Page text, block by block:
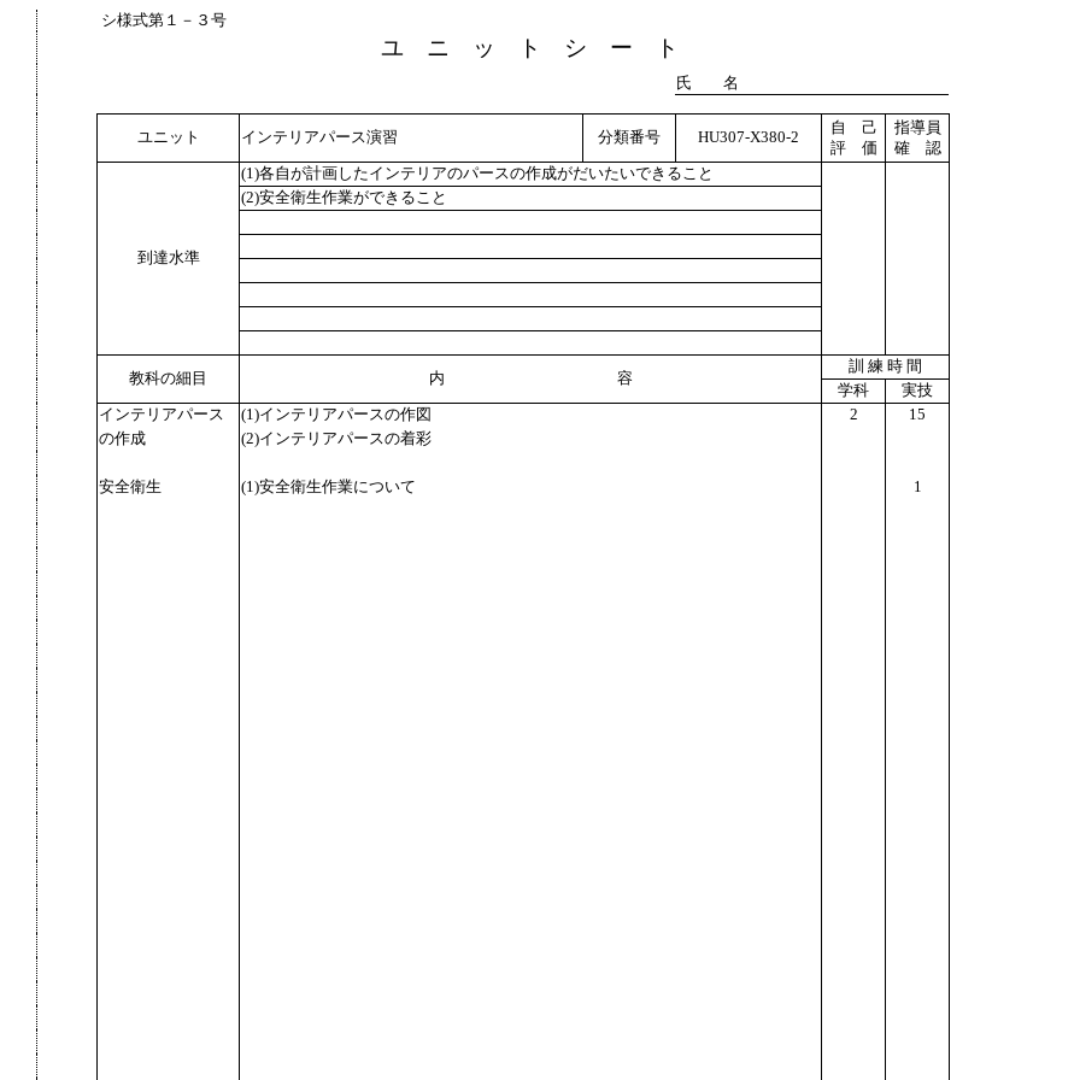
シ様式第１－３号
ユ ニ ッ ト シ ー ト
氏 名
ユニット インテリアパース演習 分類番号 HU307-X380-2
自 己
評 価
指導員
確 認
到達水準
(1)各自が計画したインテリアのパースの作成がだいたいできること
(2)安全衛生作業ができること
教科の細目 内 容
訓 練 時 間
学科
実技
インテリアパース
(1)インテリアパースの作図 2
15
の作成
(2)インテリアパースの着彩
安全衛生 (1)安全衛生作業について 1